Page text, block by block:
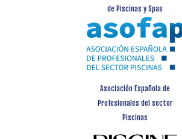
de Piscinas y Spas
Asociación Española de
Profesionales del sector
Piscinas